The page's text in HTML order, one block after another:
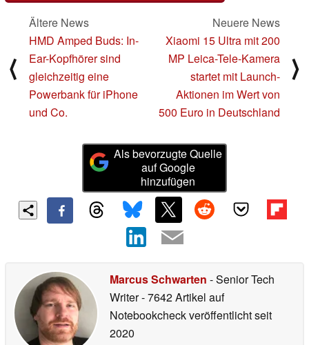
⟨
Ältere News
HMD Amped Buds: In-
Ear-Kopfhörer sind
gleichzeitig eine
Powerbank für iPhone
und Co.
Neuere News
Xiaomi 15 Ultra mit 200
MP Leica-Tele-Kamera
startet mit Launch-
Aktionen im Wert von
500 Euro in Deutschland
⟩
Als bevorzugte Quelle
auf Google
hinzufügen
Marcus Schwarten - Senior Tech
Writer- 7642 Artikel auf
Notebookcheck veröffentlichtseit
2020